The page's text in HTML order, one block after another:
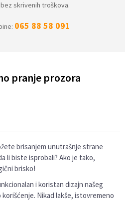
skrivenih troškova.
065 88 58 091
pranje prozora
brisanjem unutrašnje strane
li biste isprobali? Ako je tako,
brisko!
i koristan dizajn našeg
Nikad lakše, istovremeno